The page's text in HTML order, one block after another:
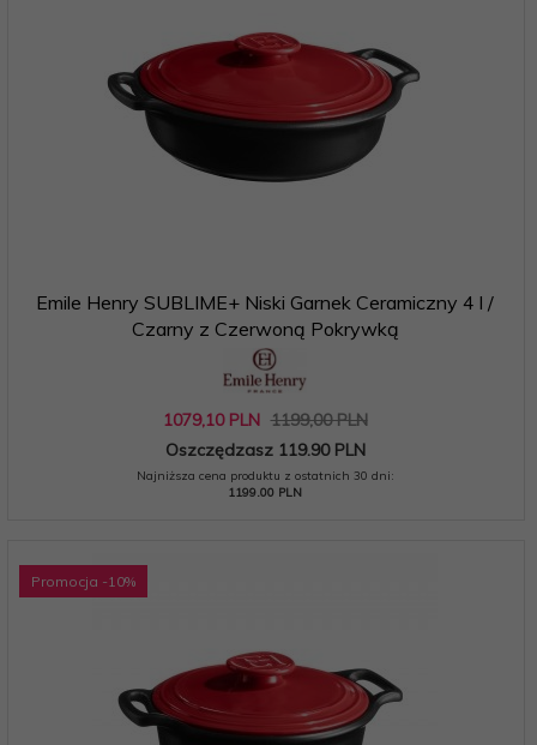
Emile Henry SUBLIME+ Niski Garnek Ceramiczny 4 l /
Czarny z Czerwoną Pokrywką
1079,10 PLN 1199,00 PLN
Oszczędzasz 119.90 PLN
Najniższa cena produktu z ostatnich 30 dni:
1199.00 PLN
Promocja -10%